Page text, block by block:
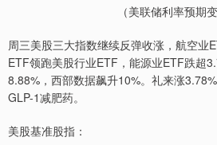
（美联储利率预期变
周三美股三大指数继续反弹收涨，航空业
ETF领跑美股行业ETF，能源业ETF跌超
8.88%，西部数据飙升10%。礼来涨
GLP-1减肥药。
美股基准股指：